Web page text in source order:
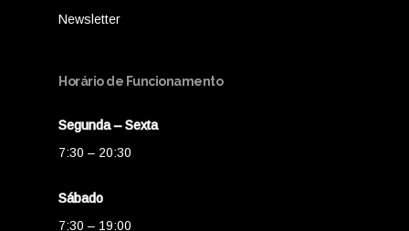
Newsletter
Horário de Funcionamento
Segunda – Sexta
7:30 – 20:30
Sábado
7:30 – 19:00